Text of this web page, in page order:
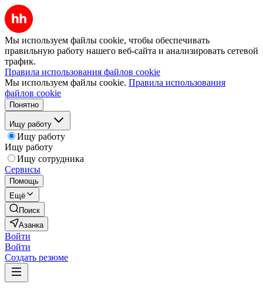
Мы используем файлы cookie, чтобы обеспечивать
правильную работу нашего веб-сайта и анализировать сетевой
трафик.
Правила использования файлов cookie
Мы используем файлы cookie. Правила использования
файлов cookie
Понятно
Ищу работу
Ищу работу
Ищу работу
Ищу сотрудника
Сервисы
Помощь
Ещё
Поиск
Азанка
Войти
Войти
Создать резюме